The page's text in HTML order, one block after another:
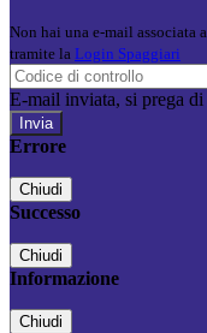
Non hai una e-mail associata
tramite la Login Spaggiari
E-mail inviata, si prega
Errore
Chiudi
Successo
Chiudi
Informazione
Chiudi